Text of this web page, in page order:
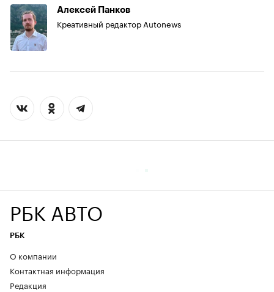
Алексей Панков
Креативный редактор Autonews
РБК АВТО
РБК
О компании
Контактная информация
Редакция